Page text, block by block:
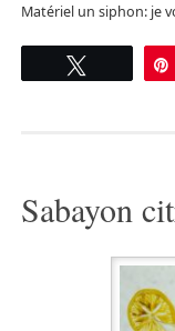
Matériel un siphon: je
Tweetez
Sabayon